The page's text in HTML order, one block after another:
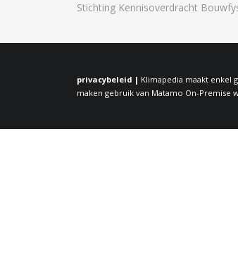
Stichting Kennisoverdracht
privacybeleid | Klimapedia maakt enkel
maken gebruik van Matamo On-